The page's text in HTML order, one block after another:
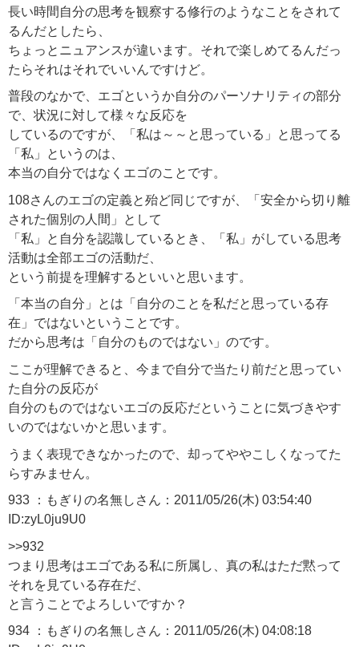
長い時間自分の思考を観察する修行のようなことをされて
るんだとしたら、
ちょっとニュアンスが違います。それで楽しめてるんだっ
たらそれはそれでいいんですけど。
普段のなかで、エゴというか自分のパーソナリティの部分
で、状況に対して様々な反応を
しているのですが、「私は～～と思っている」と思ってる
「私」というのは、
本当の自分ではなくエゴのことです。
108さんのエゴの定義と殆ど同じですが、「安全から切り離
された個別の人間」として
「私」と自分を認識しているとき、「私」がしている思考
活動は全部エゴの活動だ、
という前提を理解するといいと思います。
「本当の自分」とは「自分のことを私だと思っている存
在」ではないということです。
だから思考は「自分のものではない」のです。
ここが理解できると、今まで自分で当たり前だと思ってい
た自分の反応が
自分のものではないエゴの反応だということに気づきやす
いのではないかと思います。
うまく表現できなかったので、却ってややこしくなってた
らすみません。
933 ：もぎりの名無しさん：2011/05/26(木) 03:54:40
ID:zyL0ju9U0
>>932
つまり思考はエゴである私に所属し、真の私はただ黙って
それを見ている存在だ、
と言うことでよろしいですか？
934 ：もぎりの名無しさん：2011/05/26(木) 04:08:18